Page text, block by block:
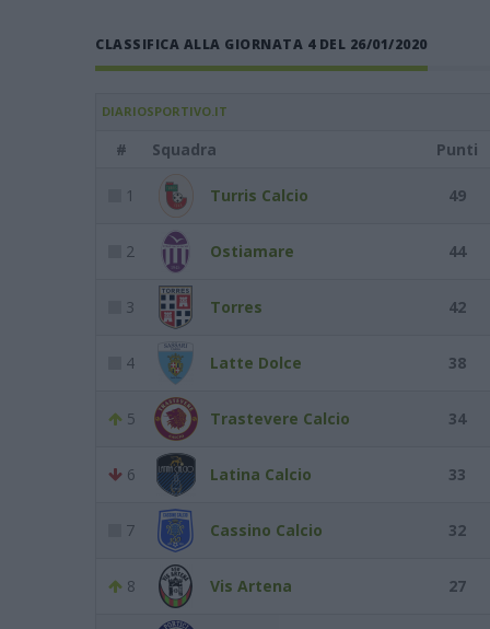
CLASSIFICA ALLA GIORNATA 4 DEL 26/01/2020
DIARIOSPORTIVO.IT
#
Squadra Punti
1 Turris Calcio 49
2 Ostiamare 44
3 Torres 42
4 Latte Dolce 38
5 Trastevere Calcio 34
6 Latina Calcio 33
7 Cassino Calcio 32
8 Vis Artena 27